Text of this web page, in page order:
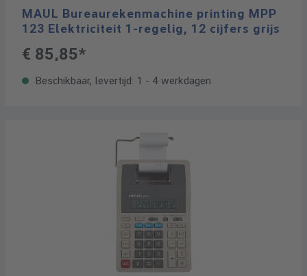
MAUL Bureaurekenmachine printing MPP
123 Elektriciteit 1-regelig, 12 cijfers grijs
€ 85,85*
Beschikbaar, levertijd: 1 - 4 werkdagen